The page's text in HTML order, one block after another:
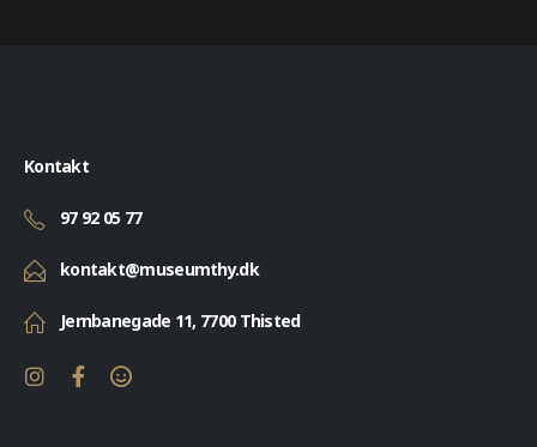
Kontakt
97 92 05 77
kontakt@museumthy.dk
Jernbanegade 11, 7700 Thisted